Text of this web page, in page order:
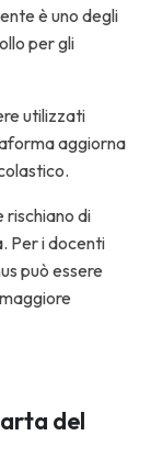
è uno degli
per gli
utilizzati
aggiorna
rischiano di
Per i docenti
può essere
del